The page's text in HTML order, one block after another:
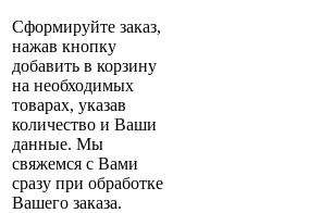
Сформируйте заказ,
нажав кнопку
добавить в корзину
на необходимых
товарах, указав
количество и Ваши
данные. Мы
свяжемся с Вами
сразу при обработке
Вашего заказа.